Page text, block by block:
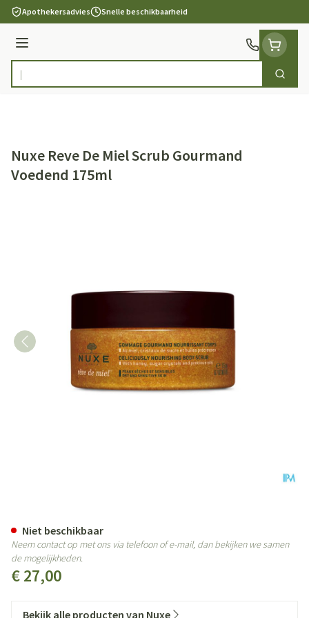
Ga naar de inhoud
Apothekersadvies Snelle beschikbaarheid
Menu
Product, merk, categorie... Zoek
Nuxe Reve De Miel Scrub Gourmand
Voedend 175ml
€ 27,00
Niet beschikbaar
Neem contact op met ons via telefoon of e-mail, dan bekijken we samen
de mogelijkheden.
Bekijk alle producten van Nuxe